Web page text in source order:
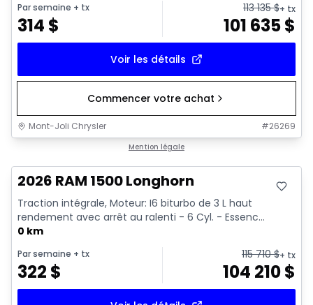
Par semaine + tx
314 $
113 135$+ tx
101 635$
Voir les détails
Commencer votre achat
Mont-Joli Chrysler #26269
Mention légale
2026 RAM 1500 Longhorn
Traction intégrale, Moteur: I6 biturbo de 3 L haut
rendement avec arrêt au ralenti - 6 Cyl. - Essenc...
0 km
Par semaine + tx
322 $
115 710$+ tx
104 210$